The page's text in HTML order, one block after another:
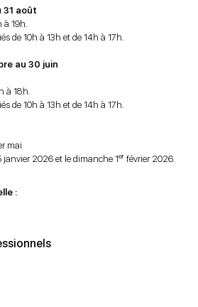
31 août
19h.
de 10h à 13h et de 14h à 17h.
au 30 juin
à 18h.
de 10h à 13h et de 14h à 17h.
mai
janvier 2026 et le dimanche 1er février 2026.
: